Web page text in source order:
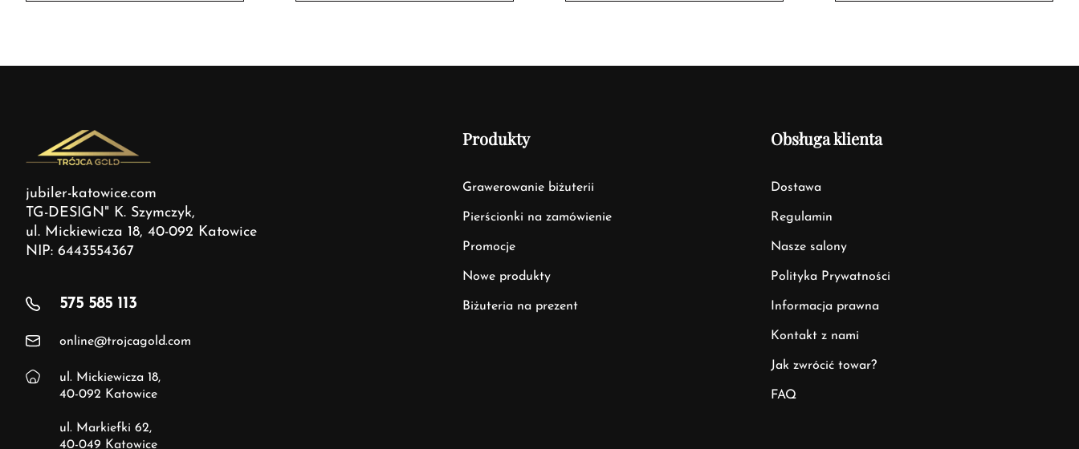
jubiler-katowice.com
TG-DESIGN" K. Szymczyk,
ul. Mickiewicza 18, 40-092 Katowice
NIP: 6443554367
575 585 113
online@trojcagold.com
ul. Mickiewicza 18,
40-092 Katowice
ul. Markiefki 62,
40-049 Katowice
Produkty
Grawerowanie biżuterii
Pierścionki na zamówienie
Promocje
Nowe produkty
Biżuteria na prezent
Obsługa klienta
Dostawa
Regulamin
Nasze salony
Polityka Prywatności
Informacja prawna
Kontakt z nami
Jak zwrócić towar?
FAQ